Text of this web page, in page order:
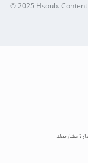
© 2025Hsoub.